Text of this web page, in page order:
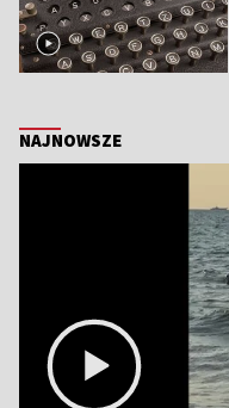
NAJNOWSZE